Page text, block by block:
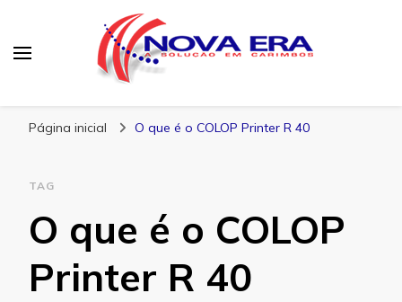
Página inicial O que é o COLOP Printer R 40
TAG
O que é o COLOP
Printer R 40